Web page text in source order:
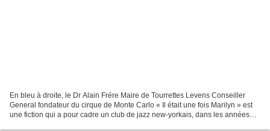
En bleu à droite, le Dr Alain Frére Maire de Tourrettes Levens Conseiller
General fondateur du cirque de Monte Carlo « Il était une fois Marilyn » est
une fiction qui a pour cadre un club de jazz new-yorkais, dans les années